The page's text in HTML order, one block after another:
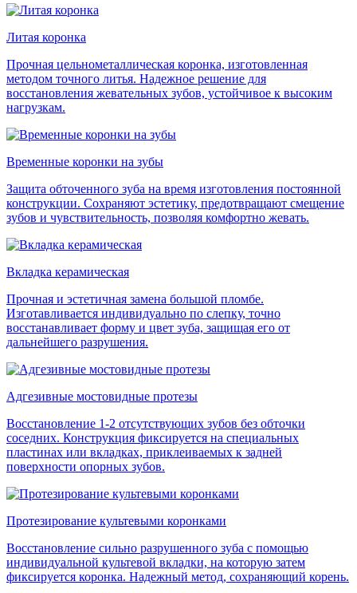
Литая коронка
Прочная цельнометаллическая коронка, изготовленная
методом точного литья. Надежное решение для
восстановления жевательных зубов, устойчивое к высоким
нагрузкам.
Временные коронки на зубы
Защита обточенного зуба на время изготовления постоянной
конструкции. Сохраняют эстетику, предотвращают смещение
зубов и чувствительность, позволяя комфортно жевать.
Вкладка керамическая
Прочная и эстетичная замена большой пломбе.
Изготавливается индивидуально по слепку, точно
восстанавливает форму и цвет зуба, защищая его от
дальнейшего разрушения.
Адгезивные мостовидные протезы
Восстановление 1-2 отсутствующих зубов без обточки
соседних. Конструкция фиксируется на специальных
пластинах или вкладках, приклеиваемых к задней
поверхности опорных зубов.
Протезирование культевыми коронками
Восстановление сильно разрушенного зуба с помощью
индивидуальной культевой вкладки, на которую затем
фиксируется коронка. Надежный метод, сохраняющий корень.